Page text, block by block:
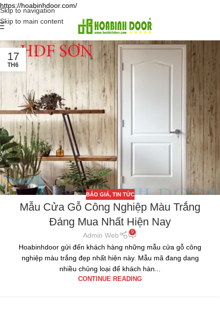
https://hoabinhdoor.com/
Skip to navigation
Skip to main content
17
TH6
BÁO GIÁ, TIN TỨC
Mẫu Cửa Gỗ Công Nghiệp Màu Trắng
Đáng Mua Nhất Hiện Nay
Admin Web 0
Hoabinhdoor gửi đến khách hàng những mẫu cửa gỗ công
nghiệp màu trắng đẹp nhất hiện này. Mẫu mã đang dang
nhiều chủng loại để khách hàn...
CONTINUE READING